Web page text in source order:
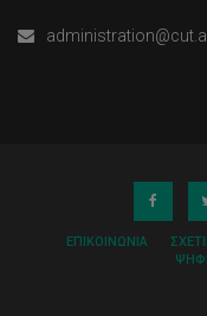
ΕΠΙΚΟΙΝΩΝΊΑ